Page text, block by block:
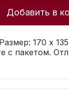
Добавить в
170 x
с пакетом.